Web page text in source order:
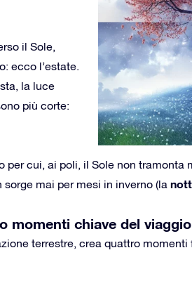
il Sole,
ecco l’estate.
la luce
più corte:
cui, ai poli, il Sole non tramonta
sorge mai per mesi in inverno (la
momenti chiave del viaggio
terrestre, crea quattro